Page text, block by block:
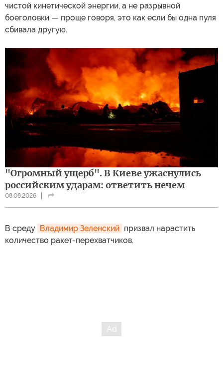
чистой кинетической энергии, а не разрывной
боеголовки — проще говоря, это как если бы одна пуля
сбивала другую.
"Огромный ущерб". В Киеве ужаснулись
российским ударам: ответить нечем
08.08.2026
В среду Владимир Зеленский призвал нарастить
количество ракет-перехватчиков.